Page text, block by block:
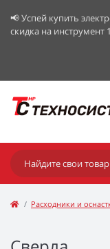
📢 Успей купить
скидка на инструмент
Расходники и